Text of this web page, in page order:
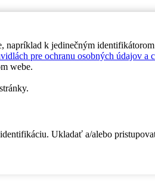
k jedinečným
pre ochranu osobných údajov a
webe.
Ukladať a/alebo